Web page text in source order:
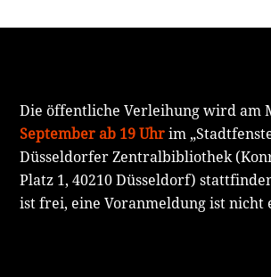
Die öffentliche Verleihung wird am
September ab 19 Uhrim
Düsseldorfer Zentralbibliothek
Platz 1, 40210 Düsseldorf)
ist frei, eine Voranmeldung ist